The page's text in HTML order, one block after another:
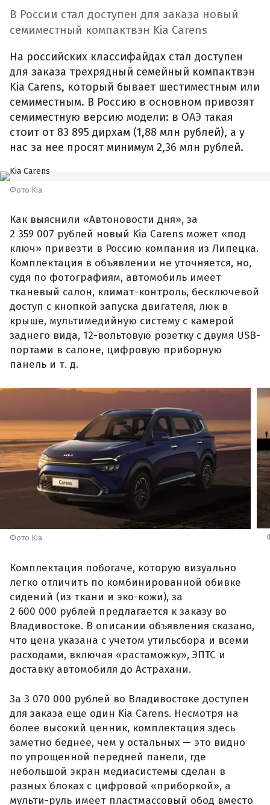
В России стал доступен для заказа новый
семиместный компактвэн Kia Carens
На российских классифайдах стал доступен
для заказа трехрядный семейный компактвэн
Kia Carens, который бывает шестиместным или
семиместным. В Россию в основном привозят
семиместную версию модели: в ОАЭ такая
стоит от 83 895 дирхам (1,88 млн рублей), а у
нас за нее просят минимум 2,36 млн рублей.
Фото Kia
Как выяснили «Автоновости дня», за
2 359 007 рублей новый Kia Carens может «под
ключ» привезти в Россию компания из Липецка.
Комплектация в объявлении не уточняется, но,
судя по фотографиям, автомобиль имеет
тканевый салон, климат-контроль, бесключевой
доступ с кнопкой запуска двигателя, люк в
крыше, мультимедийную систему с камерой
заднего вида, 12-вольтовую розетку с двумя USB-
портами в салоне, цифровую приборную
панель и т. д.
Фото Kia
Комплектация побогаче, которую визуально
легко отличить по комбинированной обивке
сидений (из ткани и эко-кожи), за
2 600 000 рублей предлагается к заказу во
Владивостоке. В описании объявления сказано,
что цена указана с учетом утильсбора и всеми
расходами, включая «растаможку», ЭПТС и
доставку автомобиля до Астрахани.
За 3 070 000 рублей во Владивостоке доступен
для заказа еще один Kia Carens. Несмотря на
более высокий ценник, комплектация здесь
заметно беднее, чем у остальных — это видно
по упрощенной передней панели, где
небольшой экран медиасистемы сделан в
разных блоках с цифровой «приборкой», а
мульти-руль имеет пластмассовый обод вместо